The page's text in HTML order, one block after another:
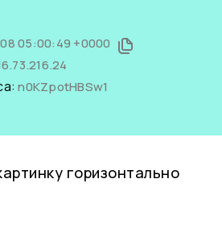
05:00:49 +0000
n0KZpotHBSw1
горизонтально